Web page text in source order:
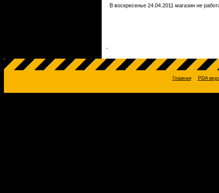
В воскресенье 24.04.2011 магазин не
Главная PDA